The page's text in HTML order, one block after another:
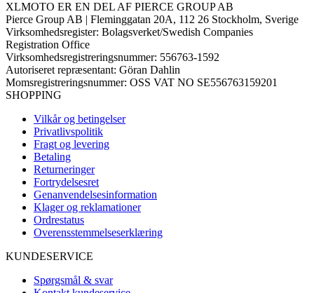
XLMOTO ER EN DEL AF PIERCE GROUP AB
Pierce Group AB | Fleminggatan 20A, 112 26 Stockholm, Sverige
Virksomhedsregister: Bolagsverket/Swedish Companies
Registration Office
Virksomhedsregistreringsnummer: 556763-1592
Autoriseret repræsentant: Göran Dahlin
Momsregistreringsnummer: OSS VAT NO SE556763159201
SHOPPING
Vilkår og betingelser
Privatlivspolitik
Fragt og levering
Betaling
Returneringer
Fortrydelsesret
Genanvendelsesinformation
Klager og reklamationer
Ordrestatus
Overensstemmelseserklæring
KUNDESERVICE
Spørgsmål & svar